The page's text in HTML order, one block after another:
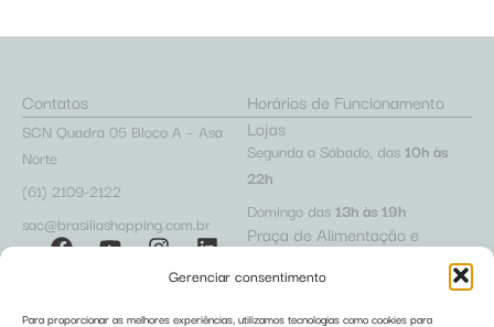
Gerenciar consentimento
Para proporcionar as melhores experiências, utilizamos tecnologias como cookies para
Contatos
SCN Quadra 05 Bloco A – Asa
Norte
(61) 2109-2122
sac@brasiliashopping.com.br
Horários de Funcionamento
Lojas
Segunda a Sábado, das 10h às
22h
Domingo das 13h às 19h
Praça de Alimentação e
Cafeterias
Segunda a Sábado, das